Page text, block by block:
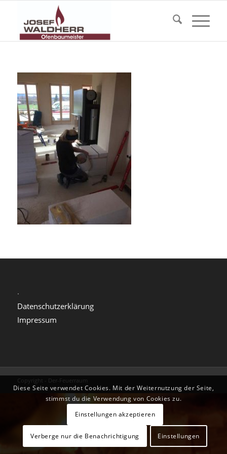
.
Datenschutzerklärung
Impressum
Copyright - Der-Feuerraum
Diese Seite verwendet Cookies. Mit der Weiternutzung der Seite,
stimmst du die Verwendung von Cookies zu.
Einstellungen akzeptieren
Verberge nur die Benachrichtigung Einstellungen